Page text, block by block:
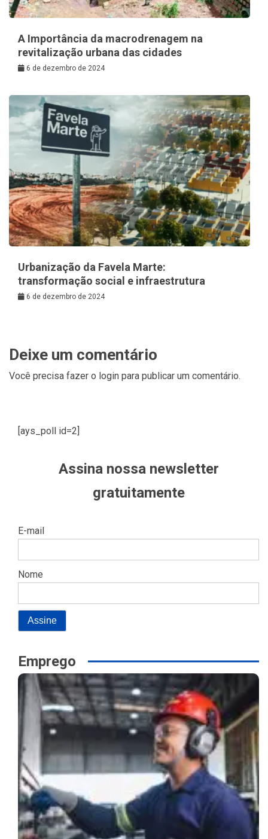
A Importância da macrodrenagem na
revitalização urbana das cidades
6 de dezembro de 2024
Urbanização da Favela Marte:
transformação social e infraestrutura
6 de dezembro de 2024
Deixe um comentário
Você precisa fazer o login para publicar um comentário.
[ays_poll id=2]
Assina nossa newsletter
gratuitamente
E-mail
Nome
Emprego